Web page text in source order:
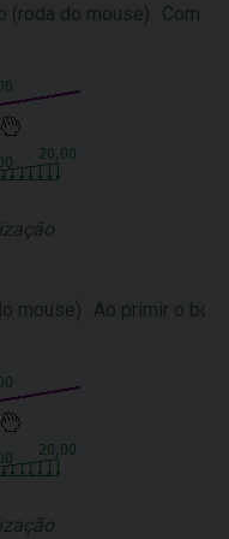
(roda do mouse) Com
mouse) Ao primir o